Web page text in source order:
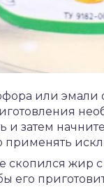
или эмали
затем
применять
скопился
его